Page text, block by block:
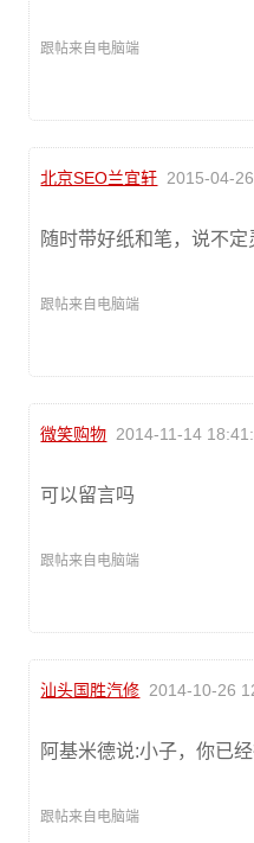
跟帖来自电脑端
北京SEO兰宜轩 2015-04-
随时带好纸和笔，说不
跟帖来自电脑端
微笑购物 2014-11-14
可以留言吗
跟帖来自电脑端
汕头国胜汽修 2014-10-26
阿基米德说:小子，你已
跟帖来自电脑端